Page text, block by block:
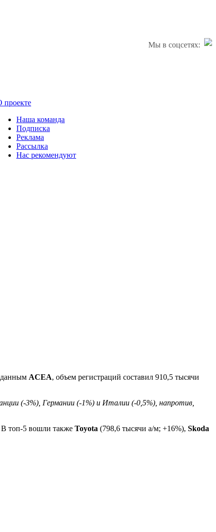
Мы в соцсетях:
проекте
Наша команда
Подписка
Реклама
Рассылка
Нас рекомендуют
данным ACEA, объем регистраций составил 910,5 тысячи
(-3%), Германии (-1%) и Италии (-0,5%), напротив,
В топ-5 вошли также Toyota (798,6 тысячи а/м; +16%), Skoda